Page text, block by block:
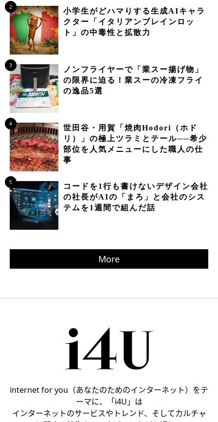
2
小学生がどハマりする生成AIキャラ
クター「イタリアンブレインロッ
ト」の中毒性と拡散力
3
ノンフライヤーで「業スー揚げ物」
の限界に迫る！業スーの冷凍フライ
の逸品5選
4
世田谷・用賀「焼肉Hodori（ホド
リ）」の極上ツラミとテール──希少
部位を人気メニューにした職人の仕
事
5
コードを1行も書けないデザイン会社
の社長がAIの「まろ」と会社のシス
テムを1週間で組んだ話
More
internet for you（あなたのためのインターネット）をテ
ーマに、「i4U」は
インターネットのサービスやトレンド、そしてカルチャ